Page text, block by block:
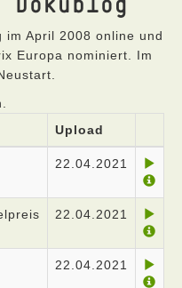
im April 2008 online und
Europa nominiert. Im
Upload
22.04.2021
22.04.2021
22.04.2021